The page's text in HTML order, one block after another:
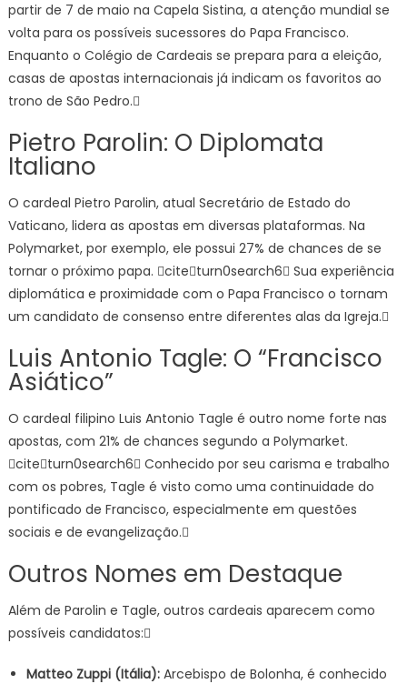
partir de 7 de maio na Capela Sistina, a atenção mundial se
volta para os possíveis sucessores do Papa Francisco.
Enquanto o Colégio de Cardeais se prepara para a eleição,
casas de apostas internacionais já indicam os favoritos ao
trono de São Pedro.
Pietro Parolin: O Diplomata
Italiano
O cardeal Pietro Parolin, atual Secretário de Estado do
Vaticano, lidera as apostas em diversas plataformas. Na
Polymarket, por exemplo, ele possui 27% de chances de se
tornar o próximo papa. citeturn0search6 Sua experiência
diplomática e proximidade com o Papa Francisco o tornam
um candidato de consenso entre diferentes alas da Igreja.
Luis Antonio Tagle: O “Francisco
Asiático”
O cardeal filipino Luis Antonio Tagle é outro nome forte nas
apostas, com 21% de chances segundo a Polymarket.
citeturn0search6 Conhecido por seu carisma e trabalho
com os pobres, Tagle é visto como uma continuidade do
pontificado de Francisco, especialmente em questões
sociais e de evangelização.
Outros Nomes em Destaque
Além de Parolin e Tagle, outros cardeais aparecem como
possíveis candidatos:
Matteo Zuppi (Itália):Arcebispo de Bolonha, é conhecido